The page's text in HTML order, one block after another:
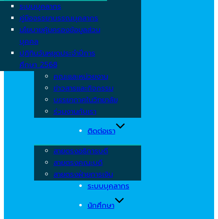
ระบบบุคลากร
คู่มือจรรยาบรรณบุคลากร
นโยบายคุ้มครองข้อมูลส่วน
บุคคล
ปฏิทินวันหยุดประจำปีการ
ศึกษา 2568
คณะและหน่วยงาน
ข่าวสารและกิจกรรม
บรรยากาศในวิทยาลัย
ร่วมงานกับเรา
ติดต่อเรา
สายตรงอธิการบดี
สายตรงคณะบดี
สายตรงฝ่ายการเงิน
ระบบบุคลากร
นักศึกษา